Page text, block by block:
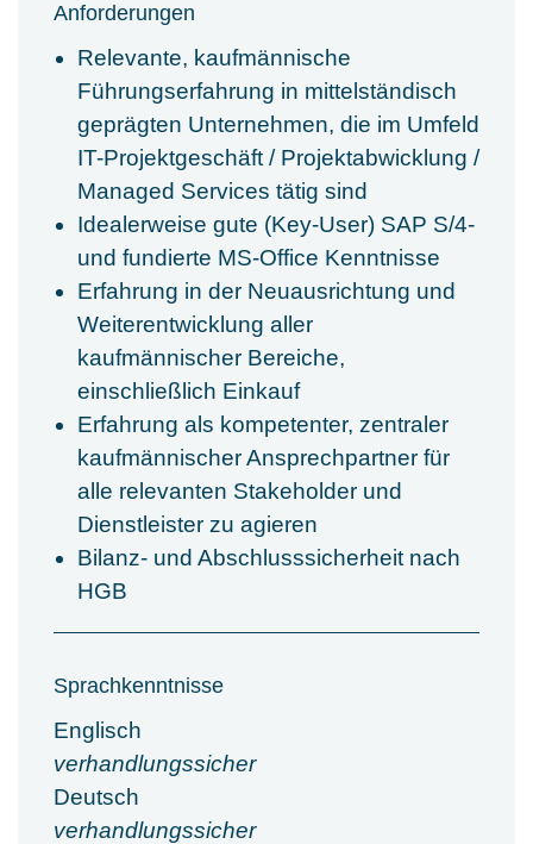
Anforderungen
Relevante, kaufmännische
Führungserfahrung in mittelständisch
geprägten Unternehmen, die im Umfeld
IT-Projektgeschäft / Projektabwicklung /
Managed Services tätig sind
Idealerweise gute (Key-User) SAP S/4-
und fundierte MS-Office Kenntnisse
Erfahrung in der Neuausrichtung und
Weiterentwicklung aller
kaufmännischer Bereiche,
einschließlich Einkauf
Erfahrung als kompetenter, zentraler
kaufmännischer Ansprechpartner für
alle relevanten Stakeholder und
Dienstleister zu agieren
Bilanz- und Abschlusssicherheit nach
HGB
Sprachkenntnisse
Englisch
verhandlungssicher
Deutsch
verhandlungssicher